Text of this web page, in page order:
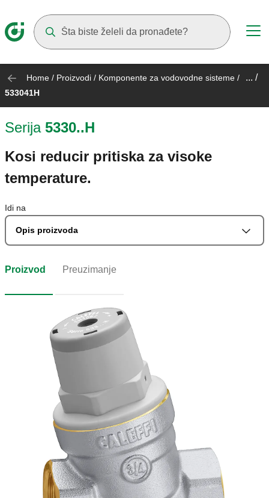
Home / Proizvodi / Komponente za vodovodne sisteme / ... /
533041H
Serija 5330..H
Kosi reducir pritiska za visoke
temperature.
Idi na
Opis proizvoda
Proizvod Preuzimanje